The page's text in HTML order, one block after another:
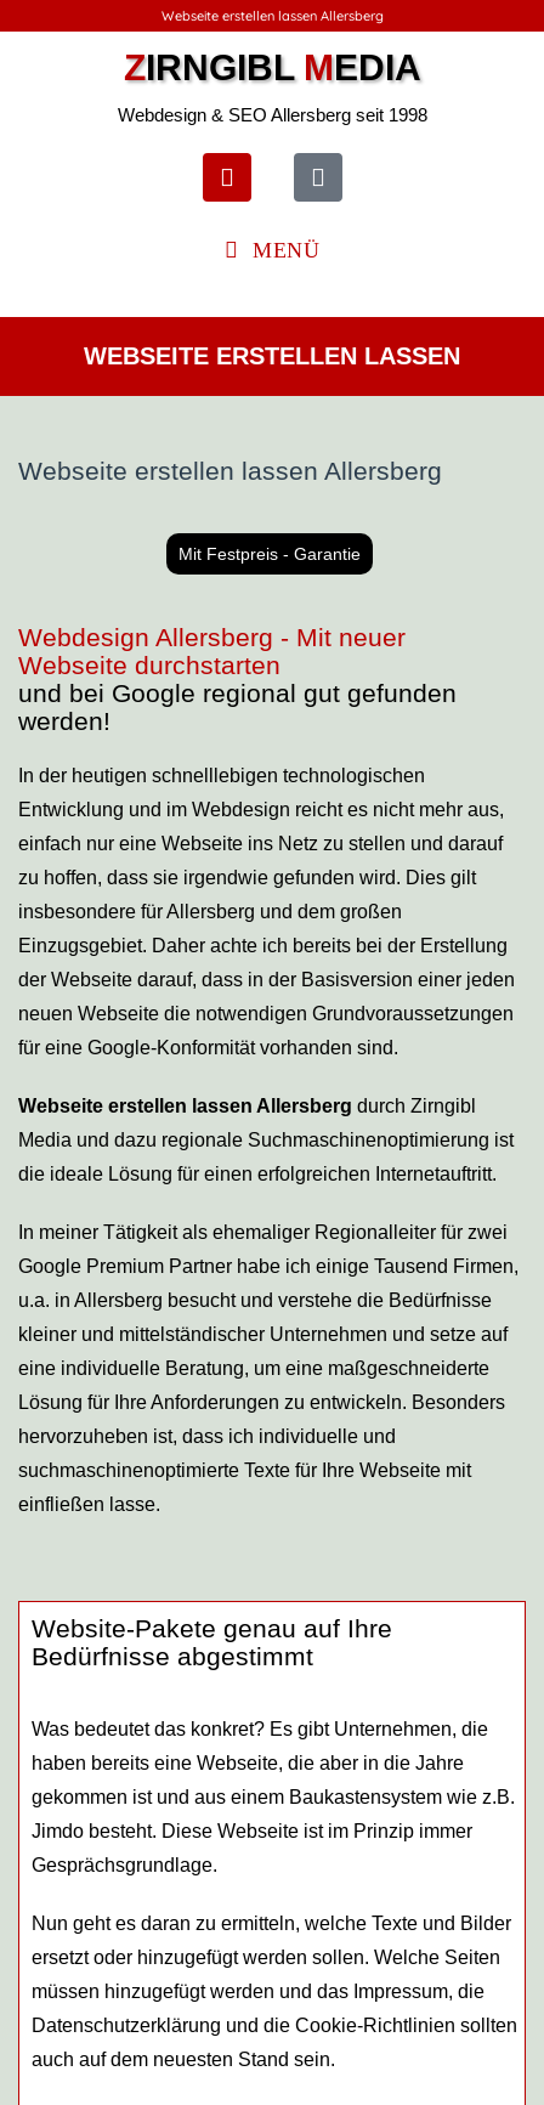
Webseite erstellen lassen Allersberg
ZIRNGIBL MEDIA
Webdesign & SEO Allersberg seit 1998
MENÜ
WEBSEITE ERSTELLEN LASSEN
Webseite erstellen lassen Allersberg
Mit Festpreis - Garantie
Webdesign Allersberg - Mit neuer
Webseite durchstarten
und bei Google regional gut gefunden
werden!
In der heutigen schnelllebigen technologischen
Entwicklung und im Webdesign reicht es nicht mehr aus,
einfach nur eine Webseite ins Netz zu stellen und darauf
zu hoffen, dass sie irgendwie gefunden wird. Dies gilt
insbesondere für Allersberg und dem großen
Einzugsgebiet. Daher achte ich bereits bei der Erstellung
der Webseite darauf, dass in der Basisversion einer jeden
neuen Webseite die notwendigen Grundvoraussetzungen
für eine Google-Konformität vorhanden sind.
Webseite erstellen lassen Allersberg durch Zirngibl
Media und dazu regionale Suchmaschinenoptimierung ist
die ideale Lösung für einen erfolgreichen Internetauftritt.
In meiner Tätigkeit als ehemaliger Regionalleiter für zwei
Google Premium Partner habe ich einige Tausend Firmen,
u.a. in Allersberg besucht und verstehe die Bedürfnisse
kleiner und mittelständischer Unternehmen und setze auf
eine individuelle Beratung, um eine maßgeschneiderte
Lösung für Ihre Anforderungen zu entwickeln. Besonders
hervorzuheben ist, dass ich individuelle und
suchmaschinenoptimierte Texte für Ihre Webseite mit
einfließen lasse.
Website-Pakete genau auf Ihre
Bedürfnisse abgestimmt
Was bedeutet das konkret? Es gibt Unternehmen, die
haben bereits eine Webseite, die aber in die Jahre
gekommen ist und aus einem Baukastensystem wie z.B.
Jimdo besteht. Diese Webseite ist im Prinzip immer
Gesprächsgrundlage.
Nun geht es daran zu ermitteln, welche Texte und Bilder
ersetzt oder hinzugefügt werden sollen. Welche Seiten
müssen hinzugefügt werden und das Impressum, die
Datenschutzerklärung und die Cookie-Richtlinien sollten
auch auf dem neuesten Stand sein.